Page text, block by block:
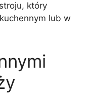
który
lub w